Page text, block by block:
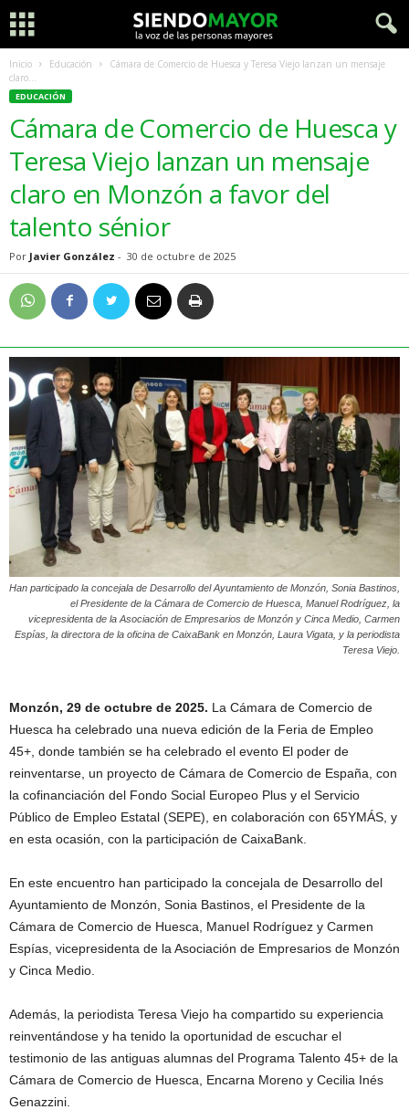
Inicio Educación
Cámara de Comercio de Huesca y Teresa Viejo lanzan un mensaje
claro...
EDUCACIÓN
Cámara de Comercio de Huesca y
Teresa Viejo lanzan un mensaje
claro en Monzón a favor del
talento sénior
Por Javier González - 30 de octubre de 2025
Han participado la concejala de Desarrollo del Ayuntamiento de Monzón, Sonia Bastinos,
el Presidente de la Cámara de Comercio de Huesca, Manuel Rodríguez, la
vicepresidenta de la Asociación de Empresarios de Monzón y Cinca Medio, Carmen
Espías, la directora de la oficina de CaixaBank en Monzón, Laura Vigata, y la periodista
Teresa Viejo.
Monzón, 29 de octubre de 2025. La Cámara de Comercio de
Huesca ha celebrado una nueva edición de la Feria de Empleo
45+, donde también se ha celebrado el evento El poder de
reinventarse, un proyecto de Cámara de Comercio de España, con
la cofinanciación del Fondo Social Europeo Plus y el Servicio
Público de Empleo Estatal (SEPE), en colaboración con 65YMÁS, y
en esta ocasión, con la participación de CaixaBank.
En este encuentro han participado la concejala de Desarrollo del
Ayuntamiento de Monzón, Sonia Bastinos, el Presidente de la
Cámara de Comercio de Huesca, Manuel Rodríguez y Carmen
Espías, vicepresidenta de la Asociación de Empresarios de Monzón
y Cinca Medio.
Además, la periodista Teresa Viejo ha compartido su experiencia
reinventándose y ha tenido la oportunidad de escuchar el
testimonio de las antiguas alumnas del Programa Talento 45+ de la
Cámara de Comercio de Huesca, Encarna Moreno y Cecilia Inés
Genazzini.